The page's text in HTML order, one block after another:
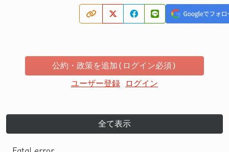
公約・政策を追加(ログイン必須)
ユーザー登録
ログイン
全て表示